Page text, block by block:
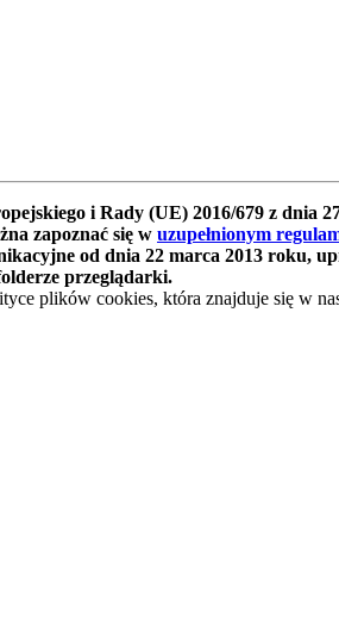
i Rady (UE) 2016/679 z dnia
zapoznać się w uzupełnionym
od dnia 22 marca 2013 roku,
przeglądarki.
plików cookies, która znajduje się w